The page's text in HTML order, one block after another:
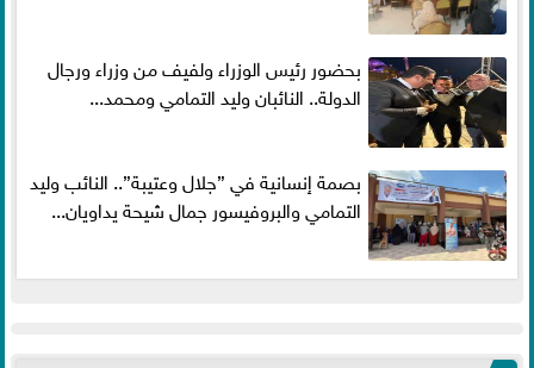
بحضور رئيس الوزراء ولفيف من وزراء ورجال
الدولة.. النائبان وليد التمامي ومحمد...
بصمة إنسانية في ”جلال وعتيبة”.. النائب وليد
التمامي والبروفيسور جمال شيحة يداويان...